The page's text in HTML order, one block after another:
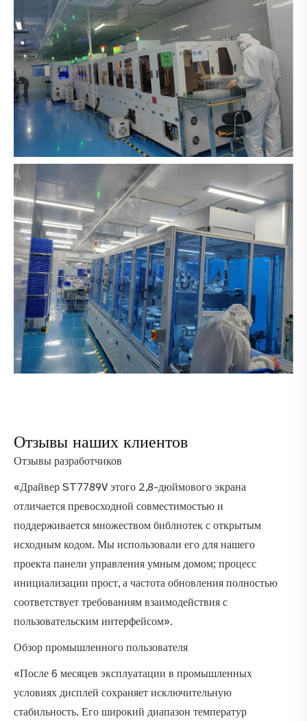
Отзывы наших клиентов
Отзывы разработчиков
«Драйвер ST7789V этого 2,8-дюймового экрана
отличается превосходной совместимостью и
поддерживается множеством библиотек с открытым
исходным кодом. Мы использовали его для нашего
проекта панели управления умным домом; процесс
инициализации прост, а частота обновления полностью
соответствует требованиям взаимодействия с
пользовательским интерфейсом».
Обзор промышленного пользователя
«После 6 месяцев эксплуатации в промышленных
условиях дисплей сохраняет исключительную
стабильность. Его широкий диапазон температур